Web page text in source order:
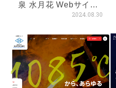
泉 水月花 Webサイト
2024.08.30